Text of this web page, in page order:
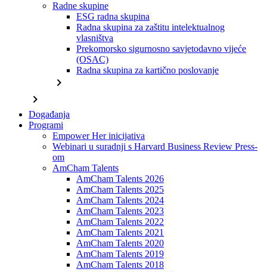
Radne skupine
ESG radna skupina
Radna skupina za zaštitu intelektualnog
vlasništva
Prekomorsko sigurnosno savjetodavno vijeće
(OSAC)
Radna skupina za kartično poslovanje
chevron_right
chevron_right
Događanja
Programi
Empower Her inicijativa
Webinari u suradnji s Harvard Business Review Press-
om
AmCham Talents
AmCham Talents 2026
AmCham Talents 2025
AmCham Talents 2024
AmCham Talents 2023
AmCham Talents 2022
AmCham Talents 2021
AmCham Talents 2020
AmCham Talents 2019
AmCham Talents 2018